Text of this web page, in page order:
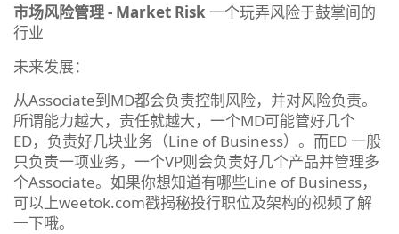
市场风险管理 - Market Risk一个玩弄风险于鼓掌间的
行业
未来发展：
从Associate到MD都会负责控制风险，并对风险负责。
所谓能力越大，责任就越大，一个MD可能管好几个
ED，负责好几块业务（Line of Business）。而ED 一般
只负责一项业务，一个VP则会负责好几个产品并管理多
个Associate。如果你想知道有哪些Line of Business，
可以上weetok.com戳揭秘投行职位及架构的视频了解
一下哦。